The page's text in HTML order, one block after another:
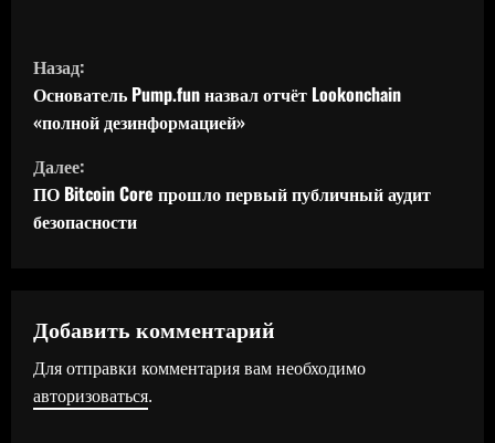
П
р
о
д
о
ж
и
Назад:
Основатель Pump.fun назвал отчёт Lookonchain
«полной дезинформацией»
Далее:
ПО Bitcoin Core прошло первый публичный аудит
безопасности
Добавить комментарий
Для отправки комментария вам необходимо
авторизоваться.